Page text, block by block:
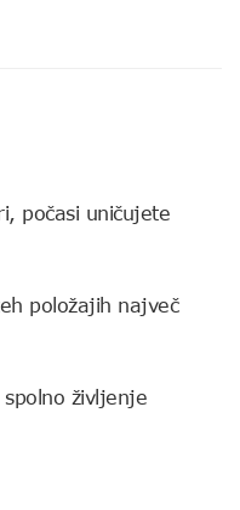
počasi uničujete
položajih največ
življenje